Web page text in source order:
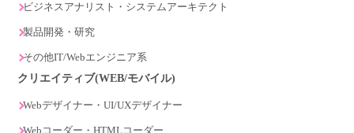
ビジネスアナリスト・システムアーキテクト
製品開発・研究
その他IT/Webエンジニア系
クリエイティブ(WEB/モバイル)
Webデザイナー・UI/UXデザイナー
Webコーダー・HTMLコーダー